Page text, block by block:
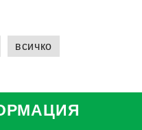
всичко